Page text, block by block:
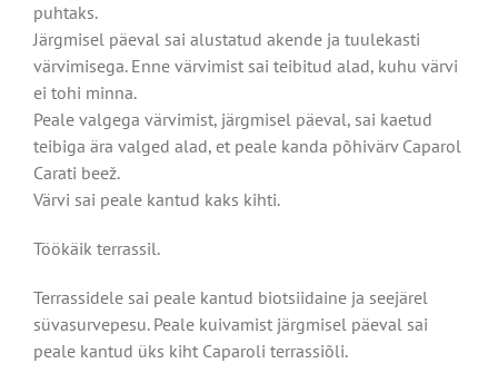
puhtaks.
Järgmisel päeval sai alustatud akende ja tuulekasti
värvimisega. Enne värvimist sai teibitud alad, kuhu värvi
ei tohi minna.
Peale valgega värvimist, järgmisel päeval, sai kaetud
teibiga ära valged alad, et peale kanda põhivärv Caparol
Carati beež.
Värvi sai peale kantud kaks kihti.
Töökäik terrassil.
Terrassidele sai peale kantud biotsiidaine ja seejärel
süvasurvepesu. Peale kuivamist järgmisel päeval sai
peale kantud üks kiht Caparoli terrassiõli.